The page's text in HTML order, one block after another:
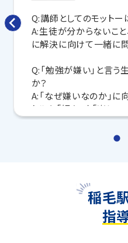
します。
トライで一緒に、今ま
マンツーマンの無料体験
いつでも受付中です。
お問い合わせは→こちら
教室長兼教育プランナ
Q:講師としてのモットー
A:生徒が分からないこ
に解決に向けて一緒に
Q:「勉強が嫌い」と言う
か？
A:「なぜ嫌いなのか」に
トルを「好き」や「楽し
にしたいです。
Q:これからトライで頑
A:目標に向かって一緒に
稲毛
指